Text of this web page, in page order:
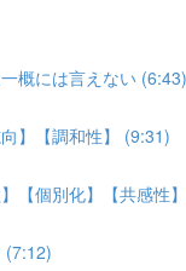
概には言えない (6:43)
】【調和性】 (9:31)
【個別化】【共感性
(7:12)